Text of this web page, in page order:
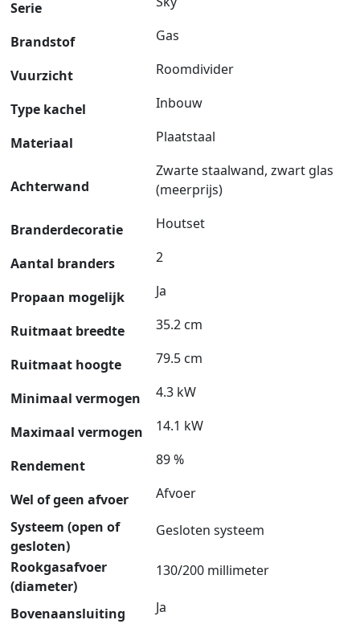
Serie
Brandstof Gas
Vuurzicht Roomdivider
Type kachel Inbouw
Materiaal Plaatstaal
Achterwand
Zwarte staalwand, zwart glas
(meerprijs)
Branderdecoratie Houtset
Aantal branders 2
Propaan mogelijk Ja
Ruitmaat breedte 35.2 cm
Ruitmaat hoogte 79.5 cm
Minimaal vermogen 4.3 kW
Maximaal vermogen 14.1 kW
Rendement 89 %
Wel of geen afvoer
Afvoer
Systeem (open of
gesloten)
Gesloten systeem
Rookgasafvoer
(diameter)
130/200 millimeter
Bovenaansluiting Ja